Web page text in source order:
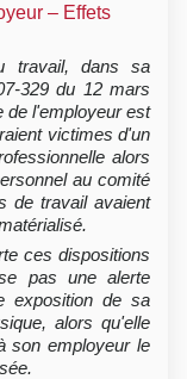
– Effets
travail, dans sa
329 du 12 mars
de l'employeur est
victimes d'un
alors
au comité
de travail avaient
ces dispositions
pas une alerte
exposition de sa
alors qu'elle
son employeur le